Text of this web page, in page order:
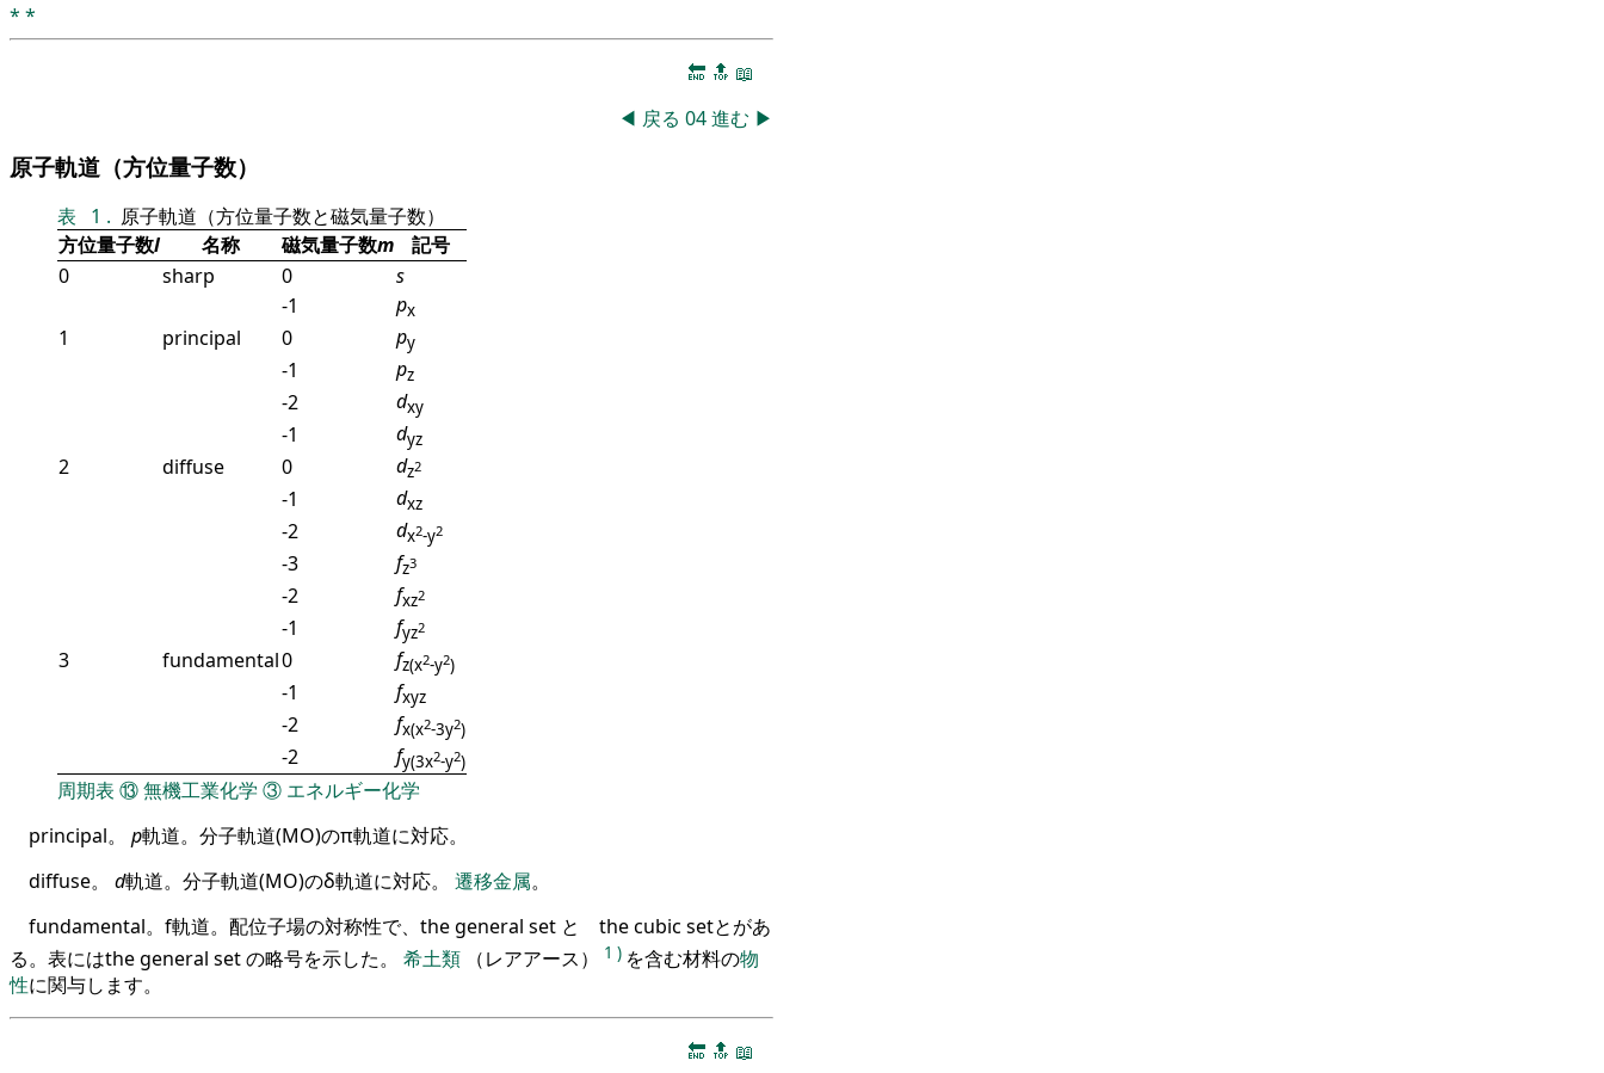
* *
🔚 🔝 📖
◀ 戻る 04進む ▶
原子軌道（方位量子数）
表 1 . 原子軌道（方位量子数と磁気量子数）
方位量子数l 名称 磁気量子数m
記号
0
sharp 0 s
1 principal
-1 px
0 py
-1 pz
2 diffuse
-2 dxy
-1 dyz
0 dz2
-1 dxz
-2 dx2-y2
3 fundamental
-3 fz3
-2 fxz2
-1 fyz2
0 fz(x2-y2)
-1 fxyz
-2 fx(x2-3y2)
-2 fy(3x2-y2)
周期表 ⑬無機工業化学 ③ エネルギー化学
principal。 p軌道。分子軌道(MO)のπ軌道に対応。
diffuse。 d軌道。分子軌道(MO)のδ軌道に対応。 遷移金属。
fundamental。f軌道。配位子場の対称性で、the general set と the cubic setとがあ
る。表にはthe general set の略号を示した。 希土類 （レアアース） 1 ) を含む材料の物
性に関与します。
🔚 🔝 📖